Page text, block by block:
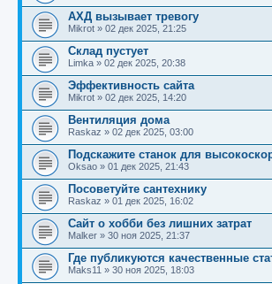
АХД вызывает тревогу
Mikrot » 02 дек 2025, 21:25
Склад пустует
Limka » 02 дек 2025, 20:38
Эффективность сайта
Mikrot » 02 дек 2025, 14:20
Вентиляция дома
Raskaz » 02 дек 2025, 03:00
Подскажите станок для
Oksao » 01 дек 2025, 21:43
Посоветуйте сантехнику
Raskaz » 01 дек 2025, 16:02
Сайт о хобби без лишних затрат
Malker » 30 ноя 2025, 21:37
Где публикуются качественные
Maks11 » 30 ноя 2025, 18:03